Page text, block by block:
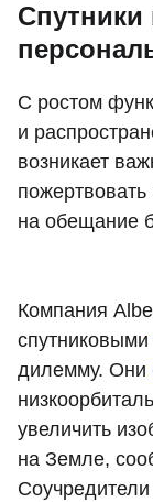
Спутники
С ростом
и
возникает
на обещание
Компания
спутниковыми
дилемму. Они
увеличить
на Земле,